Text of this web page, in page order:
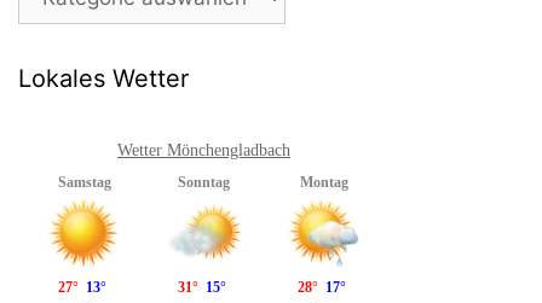
Lokales Wetter
Wetter Mönchengladbach